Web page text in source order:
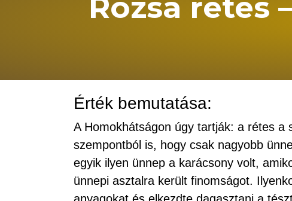
Rózsa rétes
Érték bemutatása:
A Homokhátságon úgy tartják: a rétes a
szempontból is, hogy csak nagyobb
egyik ilyen ünnep a karácsony volt,
ünnepi asztalra került finomságot.